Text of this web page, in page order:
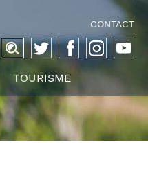
CONTACT
Recherche
pour :
TOURISME